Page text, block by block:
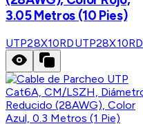
3.05 Metros (10 Pies)
UTP28X10RDUTP28X10RD